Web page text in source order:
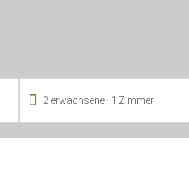
 2 erwachsene 1 Zimmer